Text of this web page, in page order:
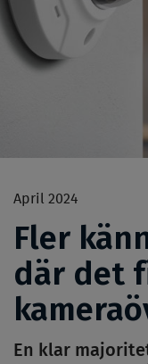
April 2024
Fler
där det
En klar